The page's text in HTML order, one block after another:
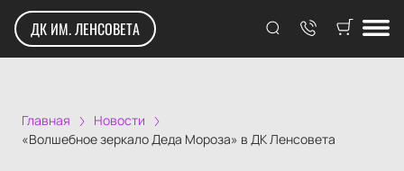
ДК ИМ. ЛЕНСОВЕТА
Главная
Новости
«Волшебное зеркало Деда Мороза» в ДК Ленсовета